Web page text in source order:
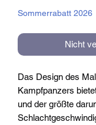
Sommerrabatt 2026
Nicht
Das Design des
Kampfpanzers
und der größte